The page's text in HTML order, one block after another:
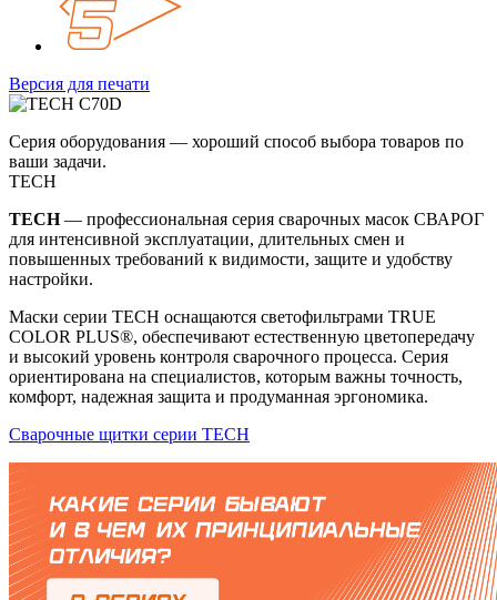
Версия для печати
Серия оборудования — хороший способ выбора товаров по
ваши задачи.
TECH
TECH— профессиональная серия сварочных масок СВАРОГ
для интенсивной эксплуатации, длительных смен и
повышенных требований к видимости, защите и удобству
настройки.
Маски серии TECH оснащаются светофильтрами TRUE
COLOR PLUS®, обеспечивают естественную цветопередачу
и высокий уровень контроля сварочного процесса. Серия
ориентирована на специалистов, которым важны точность,
комфорт, надежная защита и продуманная эргономика.
Сварочные щитки серии TECH